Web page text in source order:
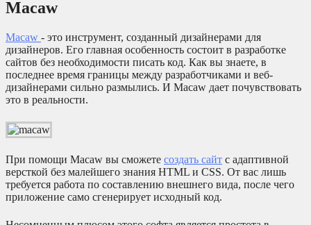
Macaw
Macaw - это инструмент, созданный дизайнерами для
дизайнеров. Его главная особенность состоит в разработке
сайтов без необходимости писать код. Как вы знаете, в
последнее время границы между разработчиками и веб-
дизайнерами сильно размылись. И Macaw дает почувствовать
это в реальности.
При помощи Macaw вы сможете создать сайт с адаптивной
версткой без малейшего знания HTML и CSS. От вас лишь
требуется работа по составлению внешнего вида, после чего
приложение само сгенерирует исходный код.